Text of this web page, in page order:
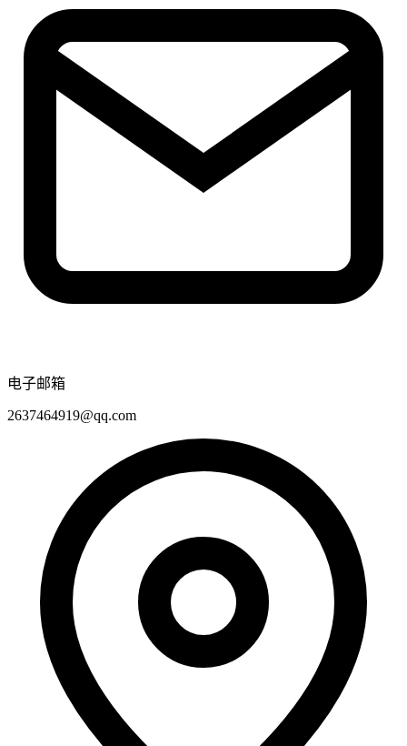
电子邮箱
2637464919@qq.com